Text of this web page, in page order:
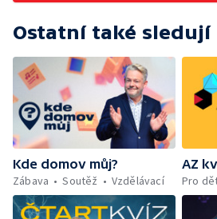
Ostatní také sledují
Kde domov můj?
Zábava
Soutěž Vzdělávací
AZ
Pro